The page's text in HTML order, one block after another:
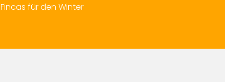
Fincas für den Winter